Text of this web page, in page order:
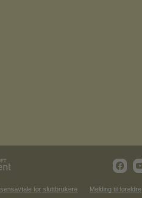
for sluttbrukere Melding til foreldre